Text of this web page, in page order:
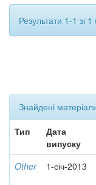
Результати 1-1 зі
Знайдені
Тип
Дата
випуску
Other 1-січ-2013